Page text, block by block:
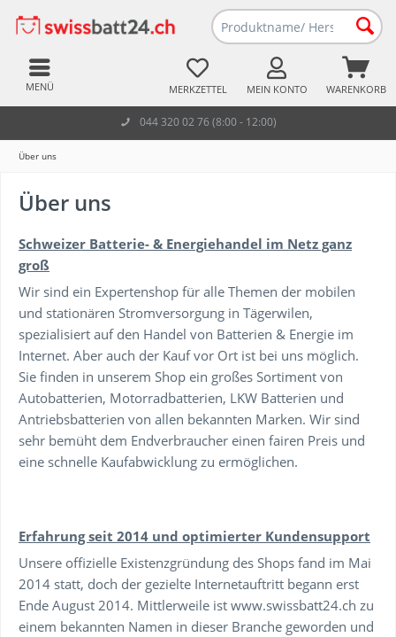
044 320 02 76 (8:00 - 12:00)
WARENKORB
MERKZETTEL MEIN KONTO
MENÜ
Über uns
Über uns
Schweizer Batterie- & Energiehandel im Netz ganz
groß
Wir sind ein Expertenshop für alle Themen der mobilen
und stationären Stromversorgung in Tägerwilen,
spezialisiert auf den Handel von Batterien & Energie im
Internet. Aber auch der Kauf vor Ort ist bei uns möglich.
Sie finden in unserem Shop ein großes Sortiment von
Autobatterien, Motorradbatterien, LKW Batterien und
Antriebsbatterien von allen bekannten Marken. Wir sind
sehr bemüht dem Endverbraucher einen fairen Preis und
eine schnelle Kaufabwicklung zu ermöglichen.
Erfahrung seit 2014 und optimierter Kundensupport
Unsere offizielle Existenzgründung des Shops fand im Mai
2014 statt, doch der gezielte Internetauftritt begann erst
Ende August 2014. Mittlerweile ist www.swissbatt24.ch zu
einem bekannten Namen in dieser Branche geworden und